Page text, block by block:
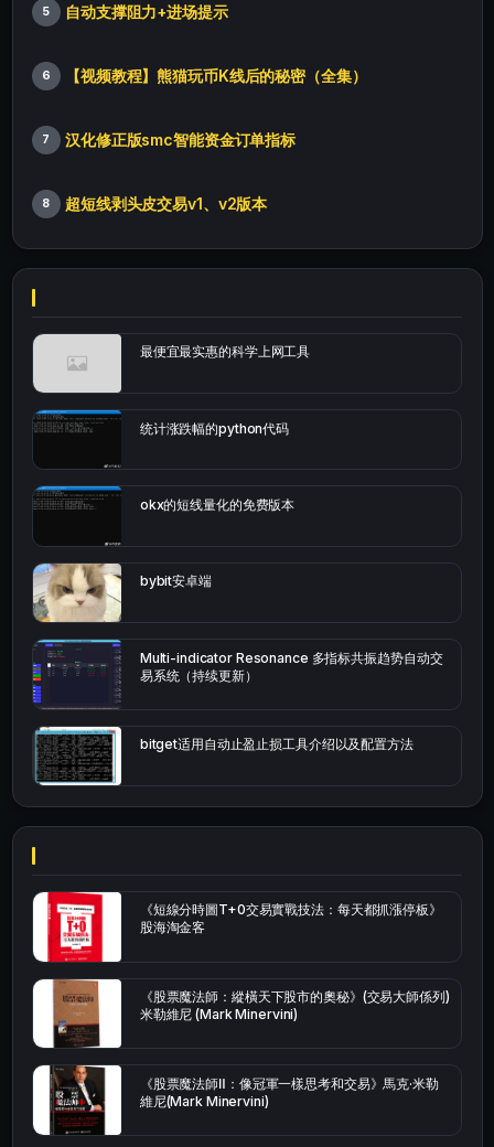
5 自动支撑阻力+进场提示
6 【视频教程】熊猫玩币K线后的秘密（全集）
7 汉化修正版smc智能资金订单指标
8 超短线剥头皮交易v1、v2版本
最便宜最实惠的科学上网工具
统计涨跌幅的python代码
okx的短线量化的免费版本
bybit安卓端
Multi-indicator Resonance 多指标共振趋势自动交
易系统（持续更新）
bitget适用自动止盈止损工具介绍以及配置方法
《短線分時圖T+0交易實戰技法：每天都抓漲停板》
股海淘金客
《股票魔法師：縱橫天下股市的奧秘》(交易大師係列)
米勒維尼 (Mark Minervini)
《股票魔法師Ⅱ：像冠軍一樣思考和交易》馬克·米勒
維尼(Mark Minervini)